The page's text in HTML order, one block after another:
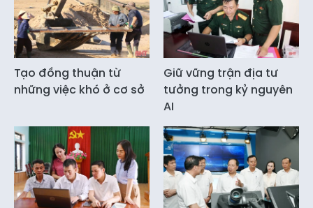
Tạo đồng thuận từ
những việc khó ở cơ sở
Giữ vững trận địa tư
tưởng trong kỷ nguyên
AI